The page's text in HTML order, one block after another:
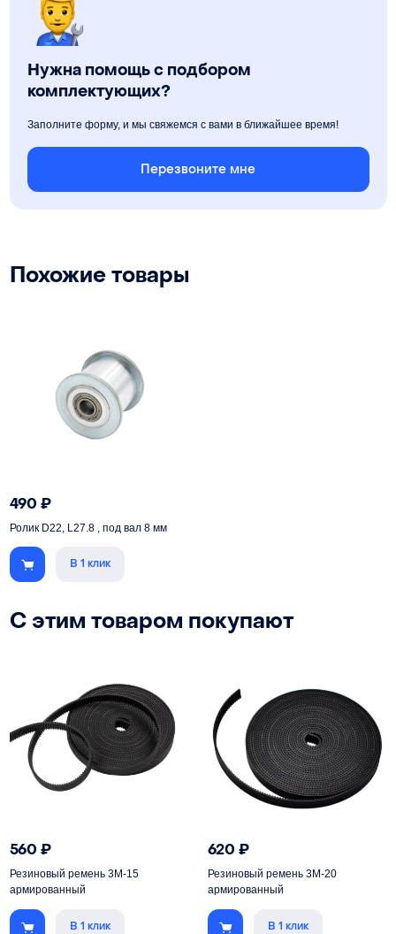
Нужна помощь с подбором
комплектующих?
Заполните форму, и мы свяжемся с вами в ближайшее время!
Перезвоните мне
Похожие товары
490₽
Ролик D22, L27.8 , под вал 8 мм
В 1 клик
С этим товаром покупают
560₽
Резиновый ремень 3M-15
армированный
В 1 клик
620₽
Резиновый ремень 3M-20
армированный
В 1 клик